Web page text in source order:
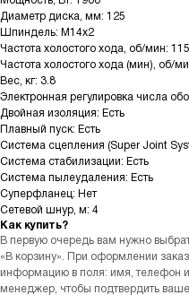
Диаметр диска, мм: 125
Шпиндель: M14x2
Частота холостого хода, об/мин:
Частота холостого хода (мин), об/
Вес, кг: 3.8
Электронная регулировка числа
Двойная изоляция: Есть
Плавный пуск: Есть
Система сцепления (Super Joint
Система стабилизации: Есть
Система пылеудаления: Есть
Суперфланец: Нет
Сетевой шнур, м: 4
Как купить?
В первую очередь вам нужно
«В корзину». При оформлении
информацию в поля: имя, телефон и
менеджер, чтобы подтвердить